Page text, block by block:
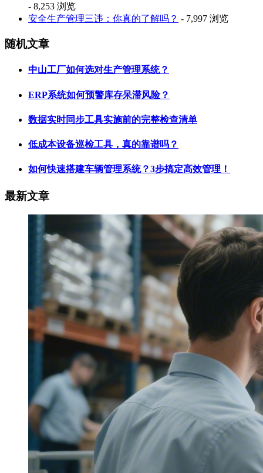
- 8,253 浏览
安全生产管理三违：你真的了解吗？ - 7,997 浏览
随机文章
中山工厂如何选对生产管理系统？
ERP系统如何预警库存呆滞风险？
数据实时同步工具实施前的完整检查清单
低成本设备巡检工具，真的靠谱吗？
如何快速搭建车辆管理系统？3步搞定高效管理！
最新文章